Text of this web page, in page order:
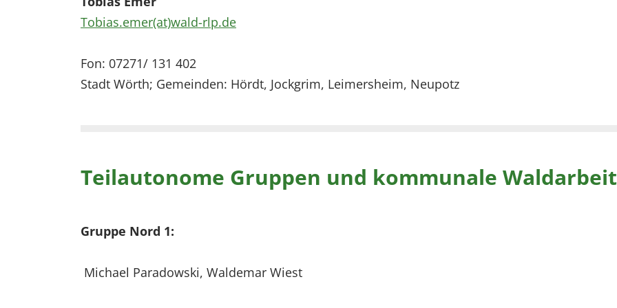
Tobias.emer(at)wald-rlp.de
Fon: 07271/ 131 402
Stadt Wörth; Gemeinden: Hördt, Jockgrim, Leimersheim, Neupotz
Teilautonome Gruppen und kommunale
Gruppe Nord 1:
Michael Paradowski, Waldemar Wiest